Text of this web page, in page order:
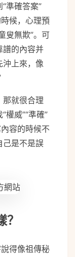
準確答案”
候，心理預
叟無欺”。可
譜的內容并
沖上來，像
那就很合理
權威”“準確”
容的時候不
己是不是誤
得像祖傳秘